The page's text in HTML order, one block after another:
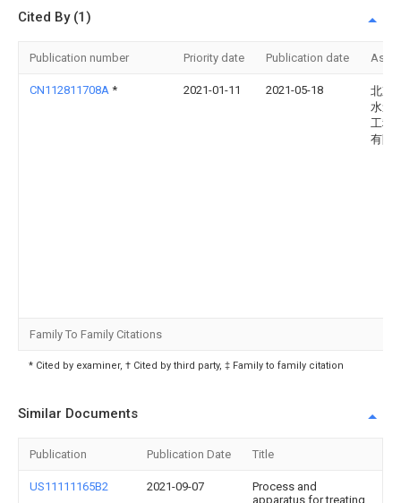
Cited By (1)
Publication number Priority date Publication date
CN112811708A * 2021-01-11 2021-05-18
北京
水道
工程
有限
Family To Family Citations
* Cited by examiner, † Cited by third party, ‡ Family to family citation
Similar Documents
Publication Publication Date Title
US11111165B2 2021-09-07
Process and
apparatus for treating